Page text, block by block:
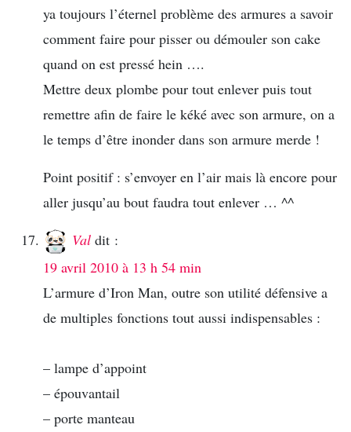
ya toujours l’éternel problème des armures a savoir
comment faire pour pisser ou démouler son cake
quand on est pressé hein ….
Mettre deux plombe pour tout enlever puis tout
remettre afin de faire le kéké avec son armure, on a
le temps d’être inonder dans son armure merde !
Point positif : s’envoyer en l’air mais là encore pour
aller jusqu’au bout faudra tout enlever … ^^
Val dit :
19 avril 2010 à 13 h 54 min
L’armure d’Iron Man, outre son utilité défensive a
de multiples fonctions tout aussi indispensables :
– lampe d’appoint
– épouvantail
– porte manteau